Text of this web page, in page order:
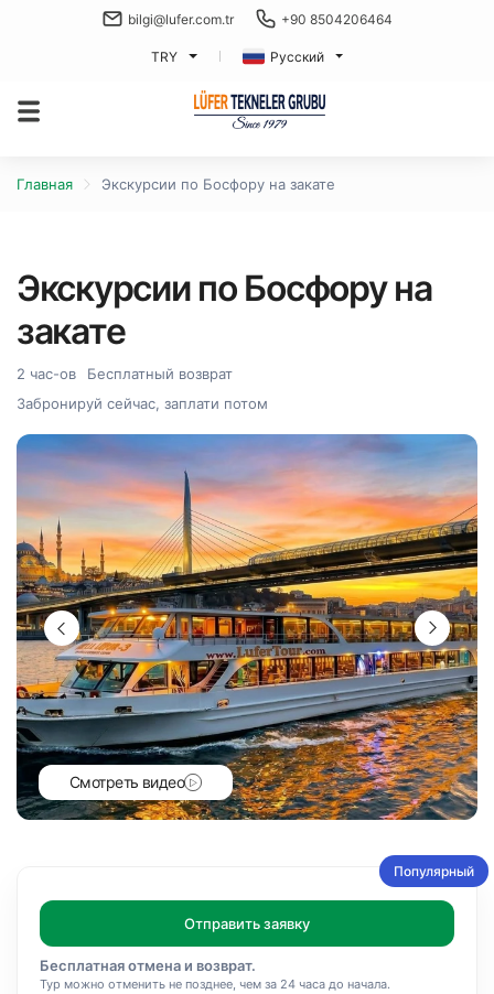
bilgi@lufer.com.tr +90 8504206464
TRY Русский
Главная Экскурсии по Босфору на закате
Экскурсии по Босфору на
закате
2 час-ов
Бесплатный возврат
Забронируй сейчас, заплати потом
Смотреть видео
Популярный
Отправить заявку
Бесплатная отмена и возврат.
Тур можно отменить не позднее, чем за 24 часа до начала.